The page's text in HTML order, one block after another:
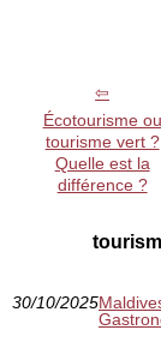
Écotourisme ou
tourisme vert ?
Quelle est la
différence ?
30/10/2025